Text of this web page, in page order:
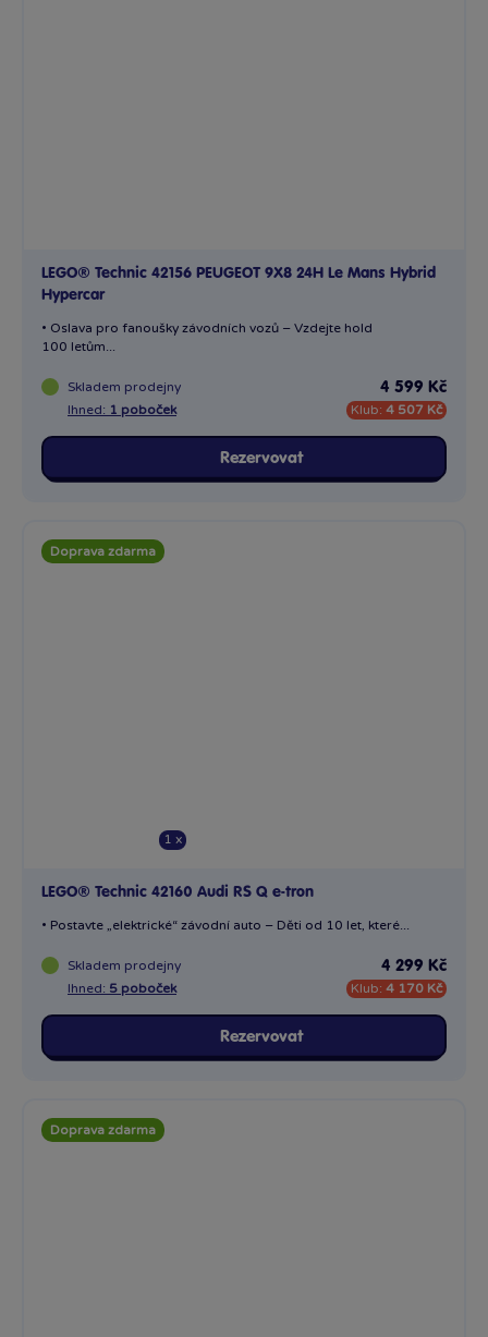
LEGO® Technic 42156 PEUGEOT 9X8 24H Le Mans Hybrid
Hypercar
• Oslava pro fanoušky závodních vozů – Vzdejte hold
100 letům...
Skladem prodejny
Ihned: 1 poboček
4 599 Kč
Klub: 4 507 Kč
Rezervovat
1 x
Doprava zdarma
LEGO® Technic 42160 Audi RS Q e-tron
• Postavte „elektrické“ závodní auto – Děti od 10 let, které...
Skladem prodejny
Ihned: 5 poboček
4 299 Kč
Klub: 4 170 Kč
Rezervovat
Doprava zdarma